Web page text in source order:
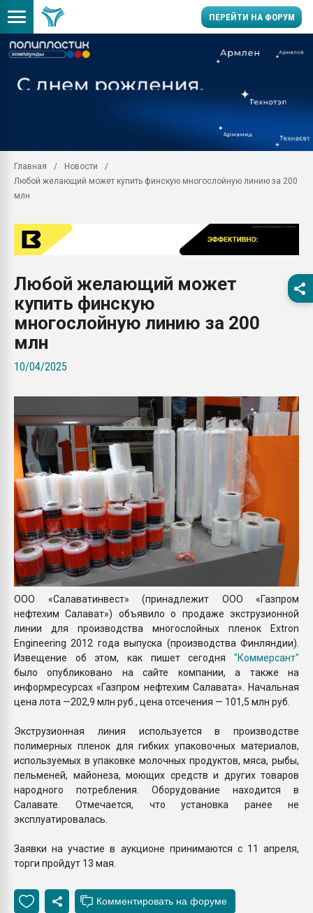
ПЕРЕЙТИ НА ФОРУМ
заводу пластмасс"
28.07.2026
первый план в
28.07.2026
ситуацией на
Всё, что касается
Главная
Новости
Любой желающий может купить финскую многослойную линию за 200
млн
Любой желающий может
купить финскую
многослойную линию за 200
млн
10/04/2025
ООО «Салаватинвест» (принадлежит ООО «Газпром
нефтехим Салават») объявило о продаже экструзионной
линии для производства многослойных пленок Extron
Engineering 2012 года выпуска (производства Финляндии).
Извещение об этом, как пишет сегодня "Коммерсант"
было опубликовано на сайте компании, а также на
информресурсах «Газпром нефтехим Салавата». Начальная
цена лота —202,9 млн руб., цена отсечения — 101,5 млн руб.
Экструзионная линия используется в производстве
полимерных пленок для гибких упаковочных материалов,
используемых в упаковке молочных продуктов, мяса, рыбы,
пельменей, майонеза, моющих средств и других товаров
народного потребления. Оборудование находится в
Салавате. Отмечается, что установка ранее не
эксплуатировалась.
Заявки на участие в аукционе принимаются с 11 апреля,
торги пройдут 13 мая.